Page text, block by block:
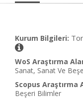
Kurum Bilgileri:
WoS Araştırma
Sanat, Sanat Ve
Scopus Araştırma
Beşeri Bilimler